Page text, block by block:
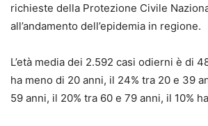
richieste della Protezione Civile
all’andamento dell’epidemia in regione.
L’età media dei 2.592 casi odierni è di
ha meno di 20 anni, il 24% tra 20 e 39
59 anni, il 20% tra 60 e 79 anni, il 10%